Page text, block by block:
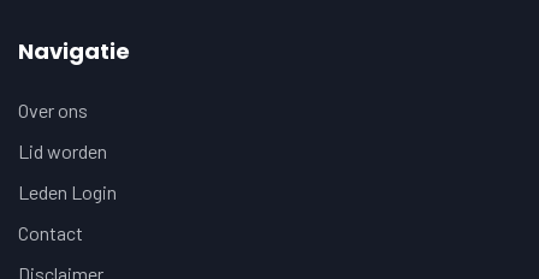
Navigatie
Over ons
Lid worden
Leden Login
Contact
Disclaimer